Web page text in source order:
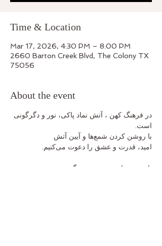
Time & Location
Mar 17, 2026, 4:30 PM – 8:00 PM
2660 Barton Creek Blvd, The Colony TX
75056
About the event
در فرهنگ کهن ، آتش نماد پاکی، نور و دگرگونی
است.
با روشن کردن شمع‌ها و آیین آتش
امید، قدرت و عشق را دعوت می‌کنیم.
با نیتِ شفابخشی و همبستگی،